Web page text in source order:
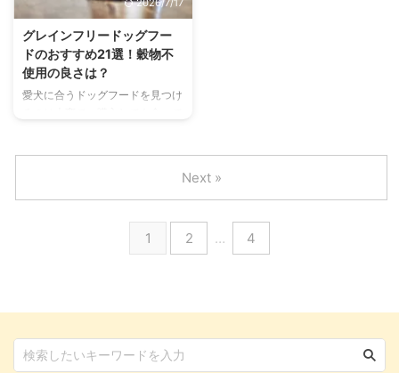
サークルについても詳しく説明し
や、これからお迎えしようと考え
ている方など、サークルの選び方
でお悩みの方はぜひ参考にしてく
ださいね。 この記事の結論 犬用
2026/7/17
グレインフリードッグフー
ドのおすすめ21選！穀物不
使用の良さは？
愛犬に合うドッグフードを見つけ
因になってしまうことも。 犬は
穀物の消化が苦手な動物なので、
グレインフリードッグフードの検
討も悩み解決の手段のひとつでし
みの方や、新しいフードへの切り
1 2 … 4
Next »